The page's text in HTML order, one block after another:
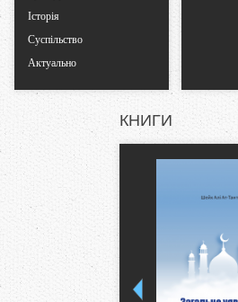
Історія
Суспільство
Актуально
КНИГИ